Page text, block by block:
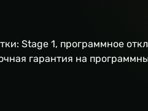
Stage 1, программное
гарантия на